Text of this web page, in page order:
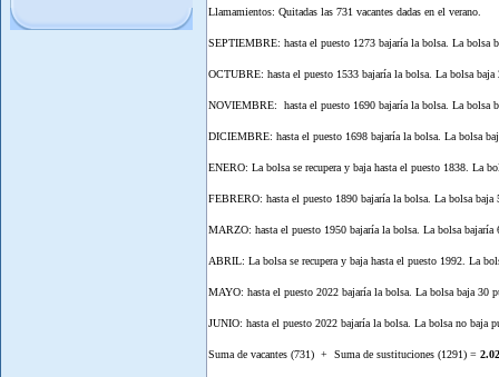
Llamamientos: Quitadas las 731 vacantes dadas en el verano.
SEPTIEMBRE: hasta el puesto 1273 bajaría la bolsa. La bolsa
OCTUBRE: hasta el puesto 1533 bajaría la bolsa. La bolsa baja
NOVIEMBRE: hasta el puesto 1690 bajaría la bolsa. La bolsa
DICIEMBRE: hasta el puesto 1698 bajaría la bolsa. La bolsa
ENERO: La bolsa se recupera y baja hasta el puesto 1838. La
FEBRERO: hasta el puesto 1890 bajaría la bolsa. La bolsa baja
MARZO: hasta el puesto 1950 bajaría la bolsa. La bolsa bajaría
ABRIL: La bolsa se recupera y baja hasta el puesto 1992. La
MAYO: hasta el puesto 2022 bajaría la bolsa. La bolsa baja 30
JUNIO: hasta el puesto 2022 bajaría la bolsa. La bolsa no baja
Suma de vacantes (731) + Suma de sustituciones (1291) =